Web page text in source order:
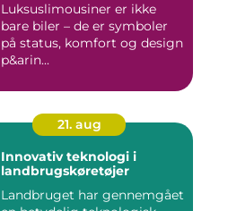
Luksuslimousiner er ikke
bare biler – de er symboler
på status, komfort og design
p&arin...
21. aug
Innovativ teknologi i
landbrugskøretøjer
Landbruget har gennemgået